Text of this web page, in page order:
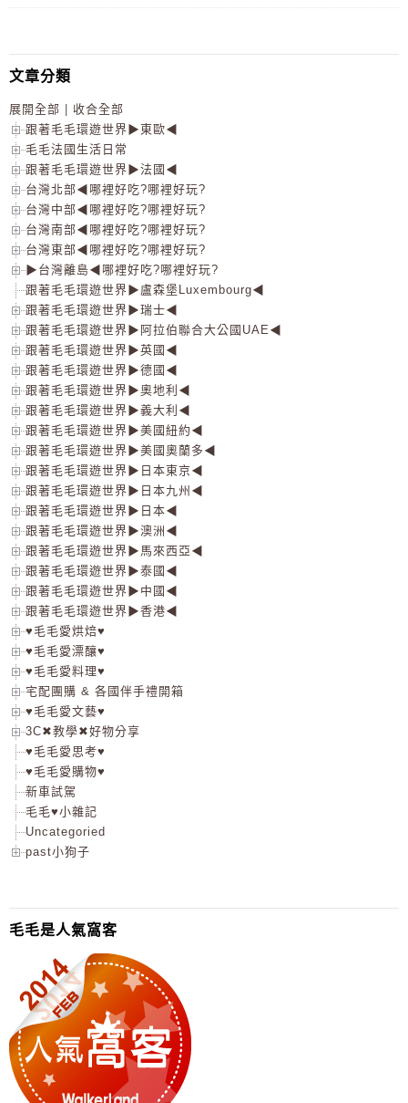
文章分類
展開全部
收合全部
跟著毛毛環遊世界▶東歐◀
毛毛法國生活日常
跟著毛毛環遊世界▶法國◀
台灣北部◀哪裡好吃?哪裡好玩?
台灣中部◀哪裡好吃?哪裡好玩?
台灣南部◀哪裡好吃?哪裡好玩?
台灣東部◀哪裡好吃?哪裡好玩?
▶台灣離島◀哪裡好吃?哪裡好玩?
跟著毛毛環遊世界▶盧森堡Luxembourg◀
跟著毛毛環遊世界▶瑞士◀
跟著毛毛環遊世界▶阿拉伯聯合大公國UAE◀
跟著毛毛環遊世界▶英國◀
跟著毛毛環遊世界▶德國◀
跟著毛毛環遊世界▶奧地利◀
跟著毛毛環遊世界▶義大利◀
跟著毛毛環遊世界▶美國紐約◀
跟著毛毛環遊世界▶美國奧蘭多◀
跟著毛毛環遊世界▶日本東京◀
跟著毛毛環遊世界▶日本九州◀
跟著毛毛環遊世界▶日本◀
跟著毛毛環遊世界▶澳洲◀
跟著毛毛環遊世界▶馬來西亞◀
跟著毛毛環遊世界▶泰國◀
跟著毛毛環遊世界▶中國◀
跟著毛毛環遊世界▶香港◀
♥毛毛愛烘焙♥
♥毛毛愛漂釀♥
♥毛毛愛料理♥
宅配團購 & 各國伴手禮開箱
♥毛毛愛文藝♥
3C✖教學✖好物分享
♥毛毛愛思考♥
♥毛毛愛購物♥
新車試駕
毛毛♥小雜記
Uncategoried
past小狗子
毛毛是人氣窩客